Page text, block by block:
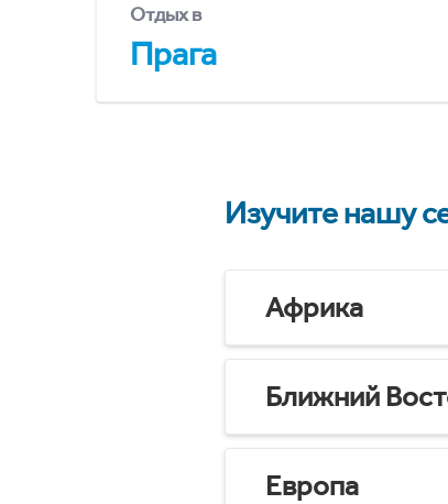
Отдых в
Прага
Изучите нашу
Африка
Ближний
Европа